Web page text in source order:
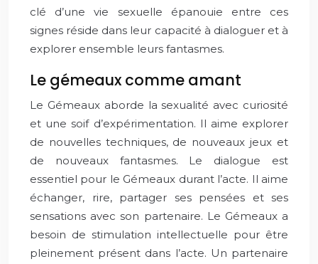
clé d’une vie sexuelle épanouie entre ces
signes réside dans leur capacité à dialoguer et à
explorer ensemble leurs fantasmes.
Le gémeaux comme amant
Le Gémeaux aborde la sexualité avec curiosité
et une soif d’expérimentation. Il aime explorer
de nouvelles techniques, de nouveaux jeux et
de nouveaux fantasmes. Le dialogue est
essentiel pour le Gémeaux durant l’acte. Il aime
échanger, rire, partager ses pensées et ses
sensations avec son partenaire. Le Gémeaux a
besoin de stimulation intellectuelle pour être
pleinement présent dans l’acte. Un partenaire